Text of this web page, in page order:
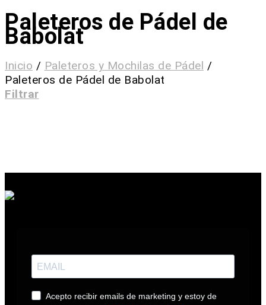
Paleteros de Pádel de
Babolat
Inicio / Paleteros y Mochilas de Pádel /
Paleteros de Pádel de Babolat
Filtrar